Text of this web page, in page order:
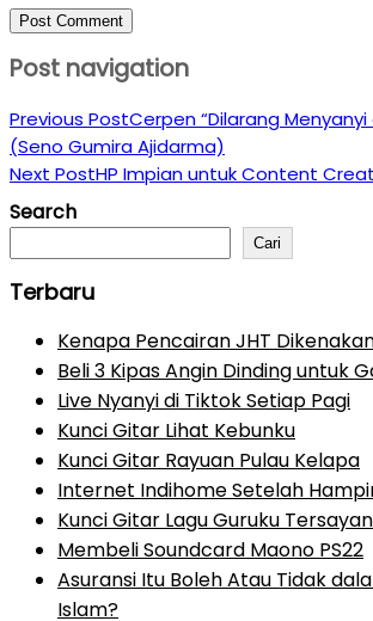
Post navigation
Previous PostCerpen “Dilarang
(Seno Gumira Ajidarma)
Next PostHP Impian untuk Content
Search
Cari
Terbaru
Kenapa Pencairan JHT
Beli 3 Kipas Angin Dinding untuk
Live Nyanyi di Tiktok Setiap Pagi
Kunci Gitar Lihat Kebunku
Kunci Gitar Rayuan Pulau Kelapa
Internet Indihome Setelah
Kunci Gitar Lagu Guruku
Membeli Soundcard Maono PS22
Asuransi Itu Boleh Atau Tidak
Islam?